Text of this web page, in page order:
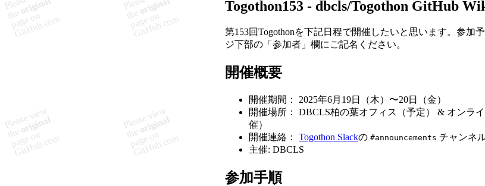
Togothon153 - dbcls/Togothon GitHub
第153回Togothonを下記日程で開催したいと思います。参加
ジ下部の「参加者」欄にご記名ください。
開催概要
開催期間： 2025年6月19日（木）〜20日（金）
開催場所： DBCLS柏の葉オフィス（予定） & オンラ
催）
開催連絡： Togothon Slackの #announcements チャンネ
主催: DBCLS
参加手順